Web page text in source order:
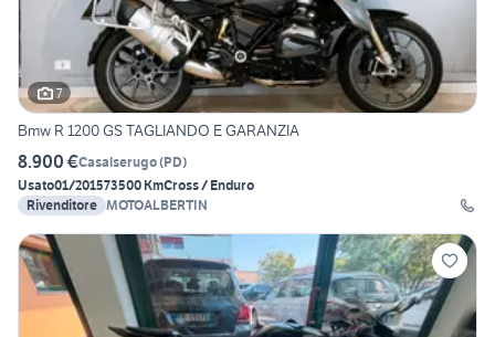
7
Bmw R 1200 GS TAGLIANDO E GARANZIA
8.900 €Casalserugo(PD)
Usato01/201573500 KmCross / Enduro
Rivenditore MOTOALBERTIN